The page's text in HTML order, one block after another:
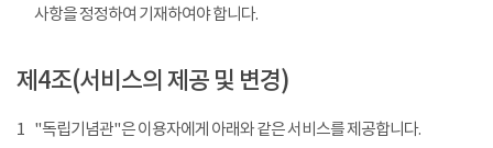
사항을 정정하여 기재하여야 합니다.
제4조(서비스의 제공 및 변경)
1 "독립기념관"은 이용자에게 아래와 같은 서비스를 제공합니다.